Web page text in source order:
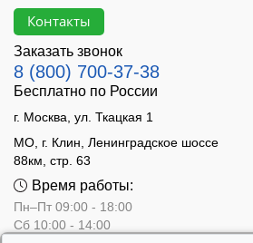
Контакты
Заказать звонок
8 (800) 700-37-38
Бесплатно по России
г. Москва, ул. Ткацкая 1
МО, г. Клин, Ленинградское шоссе
88км, стр. 63
Время работы:
Пн–Пт 09:00 - 18:00
Сб 10:00 - 14:00